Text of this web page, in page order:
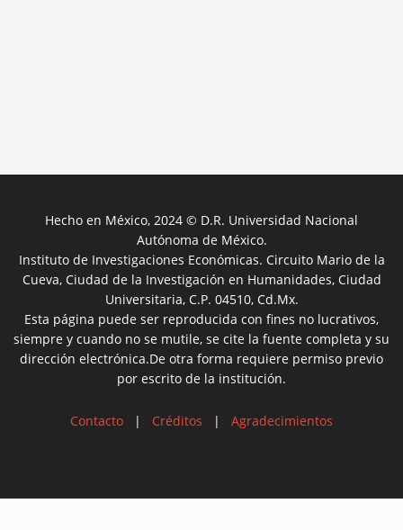
Hecho en México, 2024 © D.R. Universidad Nacional
Autónoma de México.
Instituto de Investigaciones Económicas. Circuito Mario de la
Cueva, Ciudad de la Investigación en Humanidades, Ciudad
Universitaria, C.P. 04510, Cd.Mx.
Esta página puede ser reproducida con fines no lucrativos,
siempre y cuando no se mutile, se cite la fuente completa y su
dirección electrónica.De otra forma requiere permiso previo
por escrito de la institución.
Contacto | Créditos | Agradecimientos